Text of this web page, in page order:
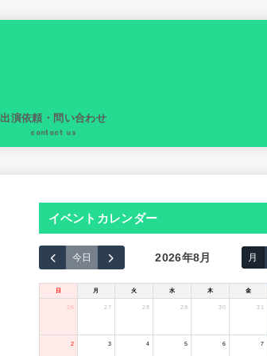
出演依頼・問い合わせ
contact us
イベントカレンダー
今日 2026年8月 月
日 月 火 水 木 金
26 27 28 29 30 31
2 3 4 5 6 7